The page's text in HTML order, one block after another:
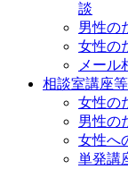
談
男性の
女性の
メール
相談室講座等
女性の
男性の
女性へ
単発講